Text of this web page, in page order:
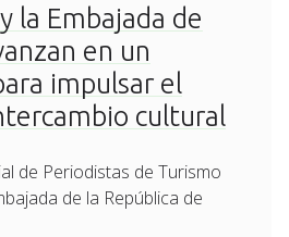
la Embajada de
en un
impulsar el
cultural
de Periodistas de Turismo
de la República de